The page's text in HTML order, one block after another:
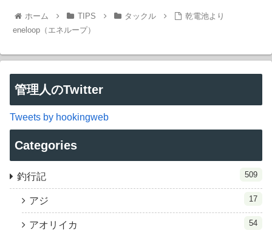
ホーム TIPS タックル
乾電池より
eneloop（エネループ）
管理人のTwitter
Tweets by hookingweb
Categories
釣行記 509
アジ 17
アオリイカ 54